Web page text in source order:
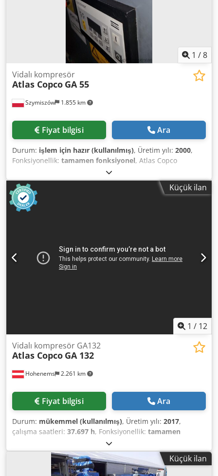
1 /8
Szymiszów 1.855 km
Vidalı kompresör
Atlas Copco GA 55
Fiyat bilgisi Ara
Durum: işlem için hazır (kullanılmış), Üretim yılı: 2000,
Fonksiyonellik: tamamen fonksiyonel, Atlas Copco
kompresörleri sunuyoruz TİP GA 55 Basınç 10 bar Motor
gücü 55 kW 2000 yılında inşa edildi Belgeli kompresör
Ayrıca Atlas Copco, Kaeser ve Mahle'den diğer
kompresörleri de taşıyoruz Dwodpfowa Iz Aex Akaea
Küçük ilan
1 / 12
Hohenems 2.261 km
Vidalı kompresör GA132
Atlas Copco GA 132
Fiyat bilgisi Ara
Durum: mükemmel (kullanılmış), Üretim yılı: 2017,
çalışma saatleri: 37.697 h, Fonksiyonellik: tamamen
, Atlas Copco GA132 Vidalı Kompresör 132 kW
Dwsdoyym H Dopfx Akaoa 7,5 bar 25,40 m³/dak Üretim yılı:
2017 Çalışma saati: 37.697
Küçük ilan